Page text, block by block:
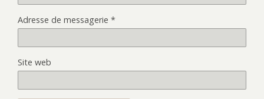
Adresse de messagerie *
Site web